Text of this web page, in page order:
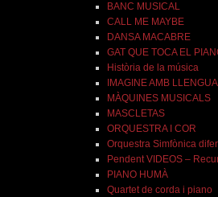
BANC MUSICAL
CALL ME MAYBE
DANSA MACABRE
GAT QUE TOCA EL
Història de la música
IMAGINE AMB
MÀQUINES MUSICALS
MASCLETAS
ORQUESTRA I COR
Orquestra Simfònica
Pendent VIDEOS –
PIANO HUMÀ
Quartet de corda i piano